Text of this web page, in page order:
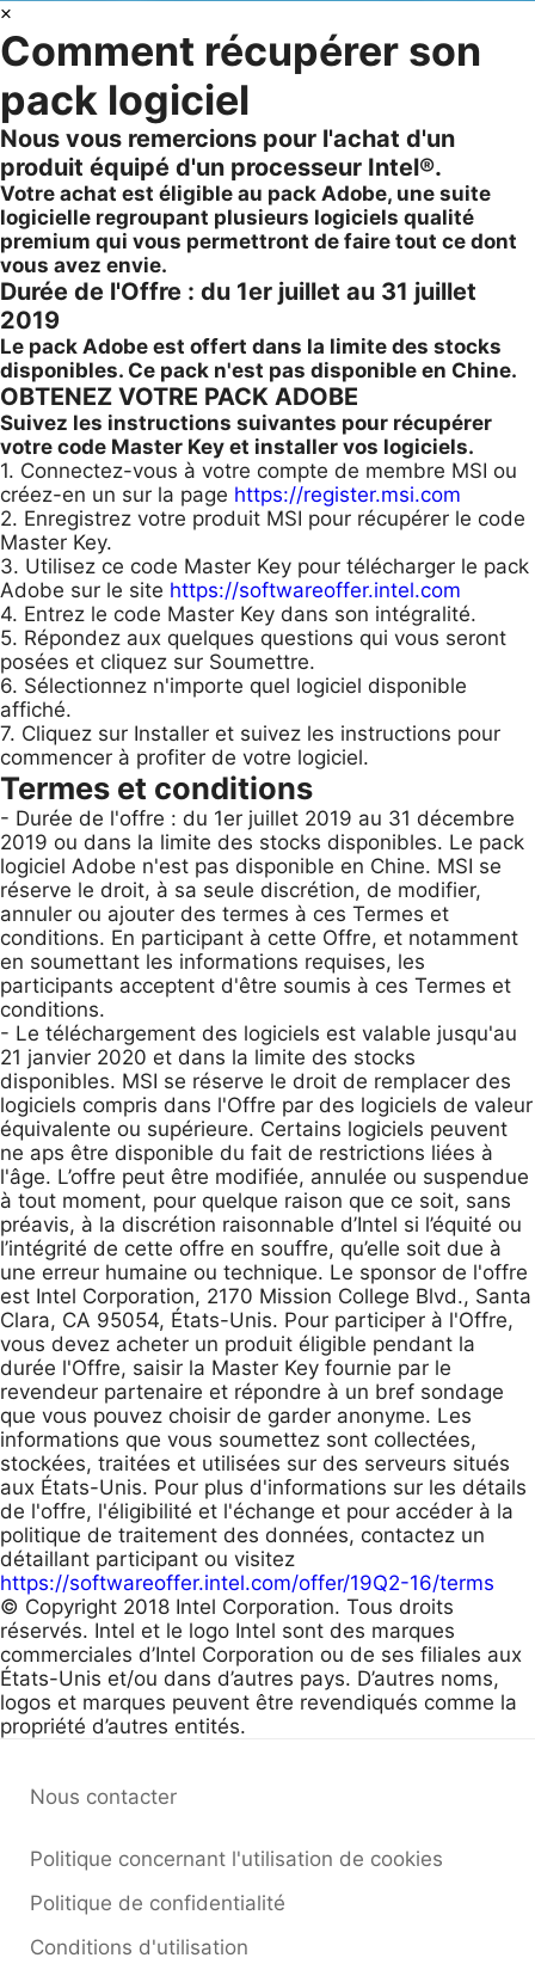
×
Comment récupérer son
pack logiciel
Nous vous remercions pour l'achat d'un
produit équipé d'un processeur Intel®.
Votre achat est éligible au pack Adobe, une suite
logicielle regroupant plusieurs logiciels qualité
premium qui vous permettront de faire tout ce dont
vous avez envie.
Durée de l'Offre : du 1er juillet au 31 juillet
2019
Le pack Adobe est offert dans la limite des stocks
disponibles. Ce pack n'est pas disponible en Chine.
OBTENEZ VOTRE PACK ADOBE
Suivez les instructions suivantes pour récupérer
votre code Master Key et installer vos logiciels.
1. Connectez-vous à votre compte de membre MSI ou
créez-en un sur la page https://register.msi.com
2. Enregistrez votre produit MSI pour récupérer le code
Master Key.
3. Utilisez ce code Master Key pour télécharger le pack
Adobe sur le site https://softwareoffer.intel.com
4. Entrez le code Master Key dans son intégralité.
5. Répondez aux quelques questions qui vous seront
posées et cliquez sur Soumettre.
6. Sélectionnez n'importe quel logiciel disponible
affiché.
7. Cliquez sur Installer et suivez les instructions pour
commencer à profiter de votre logiciel.
Termes et conditions
- Durée de l'offre : du 1er juillet 2019 au 31 décembre
2019 ou dans la limite des stocks disponibles. Le pack
logiciel Adobe n'est pas disponible en Chine. MSI se
réserve le droit, à sa seule discrétion, de modifier,
annuler ou ajouter des termes à ces Termes et
conditions. En participant à cette Offre, et notamment
en soumettant les informations requises, les
participants acceptent d'être soumis à ces Termes et
conditions.
- Le téléchargement des logiciels est valable jusqu'au
21 janvier 2020 et dans la limite des stocks
disponibles. MSI se réserve le droit de remplacer des
logiciels compris dans l'Offre par des logiciels de valeur
équivalente ou supérieure. Certains logiciels peuvent
ne aps être disponible du fait de restrictions liées à
l'âge. L’offre peut être modifiée, annulée ou suspendue
à tout moment, pour quelque raison que ce soit, sans
préavis, à la discrétion raisonnable d’Intel si l’équité ou
l’intégrité de cette offre en souffre, qu’elle soit due à
une erreur humaine ou technique. Le sponsor de l'offre
est Intel Corporation, 2170 Mission College Blvd., Santa
Clara, CA 95054, États-Unis. Pour participer à l'Offre,
vous devez acheter un produit éligible pendant la
durée l'Offre, saisir la Master Key fournie par le
revendeur partenaire et répondre à un bref sondage
que vous pouvez choisir de garder anonyme. Les
informations que vous soumettez sont collectées,
stockées, traitées et utilisées sur des serveurs situés
aux États-Unis. Pour plus d'informations sur les détails
de l'offre, l'éligibilité et l'échange et pour accéder à la
politique de traitement des données, contactez un
détaillant participant ou visitez
https://softwareoffer.intel.com/offer/19Q2-16/terms
© Copyright 2018 Intel Corporation. Tous droits
réservés. Intel et le logo Intel sont des marques
commerciales d’Intel Corporation ou de ses filiales aux
États-Unis et/ou dans d’autres pays. D’autres noms,
logos et marques peuvent être revendiqués comme la
propriété d’autres entités.
Politique concernant l'utilisation de cookies
Politique de confidentialité
Conditions d'utilisation
Nous contacter